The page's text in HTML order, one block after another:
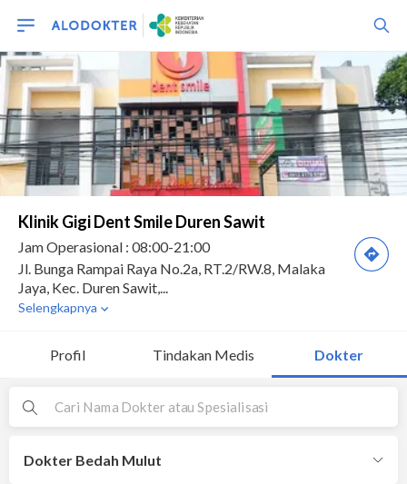
Profil Tindakan Medis Dokter